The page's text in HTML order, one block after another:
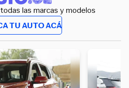
las marcas y modelos
TU AUTO ACÁ